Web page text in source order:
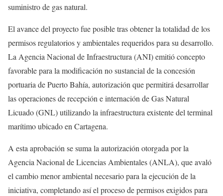
suministro de gas natural.
El avance del proyecto fue posible tras obtener la totalidad de los
permisos regulatorios y ambientales requeridos para su desarrollo.
La Agencia Nacional de Infraestructura (ANI) emitió concepto
favorable para la modificación no sustancial de la concesión
portuaria de Puerto Bahía, autorización que permitirá desarrollar
las operaciones de recepción e internación de Gas Natural
Licuado (GNL) utilizando la infraestructura existente del terminal
marítimo ubicado en Cartagena.
A esta aprobación se suma la autorización otorgada por la
Agencia Nacional de Licencias Ambientales (ANLA), que avaló
el cambio menor ambiental necesario para la ejecución de la
iniciativa, completando así el proceso de permisos exigidos para